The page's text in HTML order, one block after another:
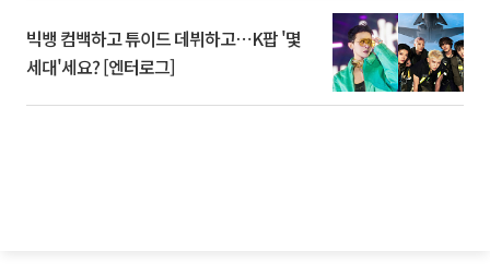
빅뱅 컴백하고 튜이드 데뷔하고⋯K팝 '몇
세대'세요? [엔터로그]